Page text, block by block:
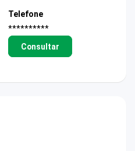
Telefone
**********
Consultar